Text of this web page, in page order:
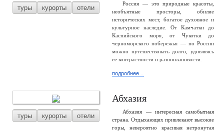
туры курорты отели
Россия — это природные красоты,
необъятные просторы, обилие
исторических мест, богатое духовное и
культурное наследие. От Камчатки до
Каспийского моря, от Чукотки до
черноморского побережья — по России
можно путешествовать долго, удивляясь
ее контрастности и разноплановости.
подробнее...
туры курорты отели
Абхазия
Абхазия — интересная самобытная
страна. Отдыхающих привлекают высокие
горы, невероятно красивая нетронутая